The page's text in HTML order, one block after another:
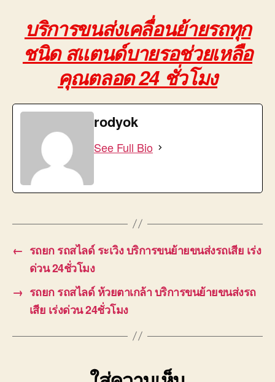
บริการขนส่งเคลื่อนย้ายรถทุก
ชนิด สแตนด์บายรอช่วยเหลือ
คุณตลอด 24 ชั่วโมง
rodyok
See Full Bio
← รถยก รถสไลด์ ระเวิง บริการขนย้ายขนส่งรถเสีย เร่ง
ด่วน 24ชั่วโมง
→ รถยก รถสไลด์ ห้วยตาเกล้า บริการขนย้ายขนส่งรถ
เสีย เร่งด่วน 24ชั่วโมง